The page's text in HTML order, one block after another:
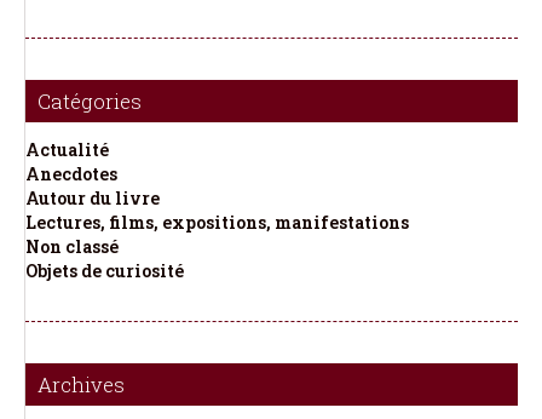
Catégories
Actualité
Anecdotes
Autour du livre
Lectures, films, expositions, manifestations
Non classé
Objets de curiosité
Archives